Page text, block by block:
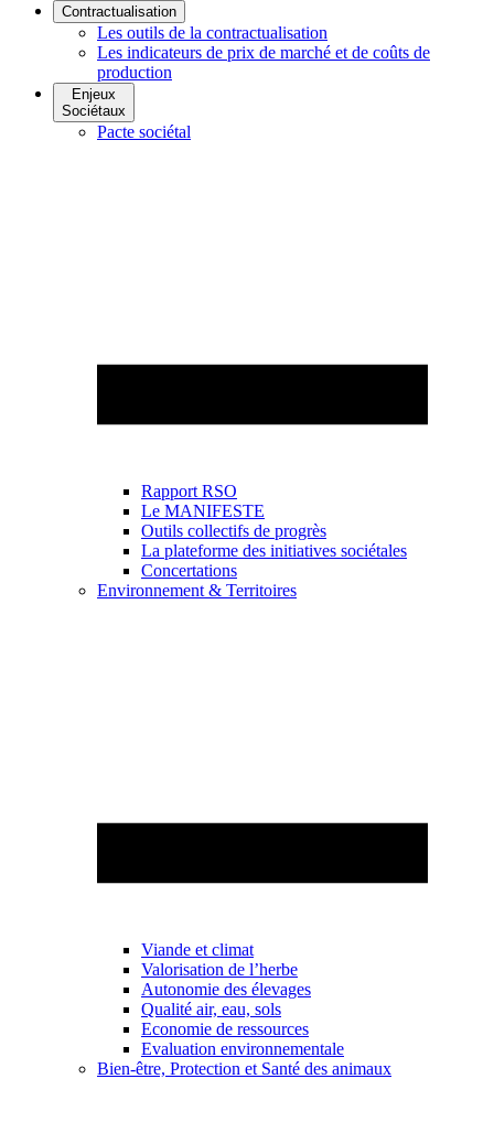
Contractualisation
Les outils de la contractualisation
Les indicateurs de prix de marché et de coûts de
production
Enjeux
Sociétaux
Pacte sociétal
Rapport RSO
Le MANIFESTE
Outils collectifs de progrès
La plateforme des initiatives sociétales
Concertations
Environnement & Territoires
Viande et climat
Valorisation de l’herbe
Autonomie des élevages
Qualité air, eau, sols
Economie de ressources
Evaluation environnementale
Bien-être, Protection et Santé des animaux